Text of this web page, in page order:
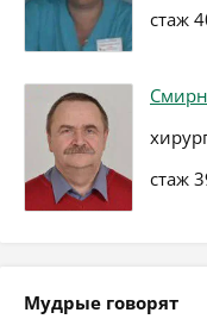
стаж
стаж
Мудрые говорят